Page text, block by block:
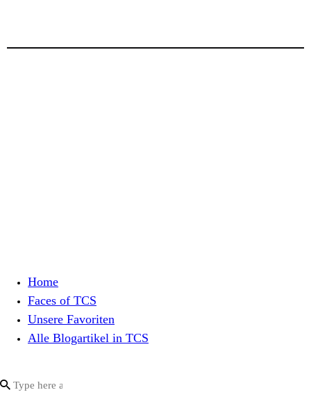
Home
Faces of TCS
Unsere Favoriten
Alle Blogartikel in TCS